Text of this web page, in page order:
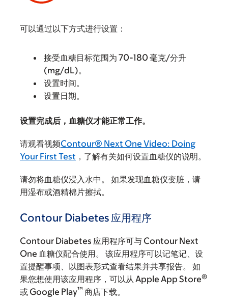
可以通过以下方式进行设置：
接受血糖目标范围为 70-180 毫克/分升
(mg/dL)。
设置时间。
设置日期。
设置完成后，血糖仪才能正常工作。
请观看视频Contour® Next One Video: Doing
Your First Test ，了解有关如何设置血糖仪的说明。
请勿将血糖仪浸入水中。 如果发现血糖仪变脏，请
用湿布或酒精棉片擦拭。
Contour Diabetes 应用程序
Contour Diabetes 应用程序可与 Contour Next
One 血糖仪配合使用。 该应用程序可以记笔记、设
置提醒事项、以图表形式查看结果并共享报告。 如
果您想使用该应用程序，可以从 Apple App Store®
或 Google Play™ 商店下载。